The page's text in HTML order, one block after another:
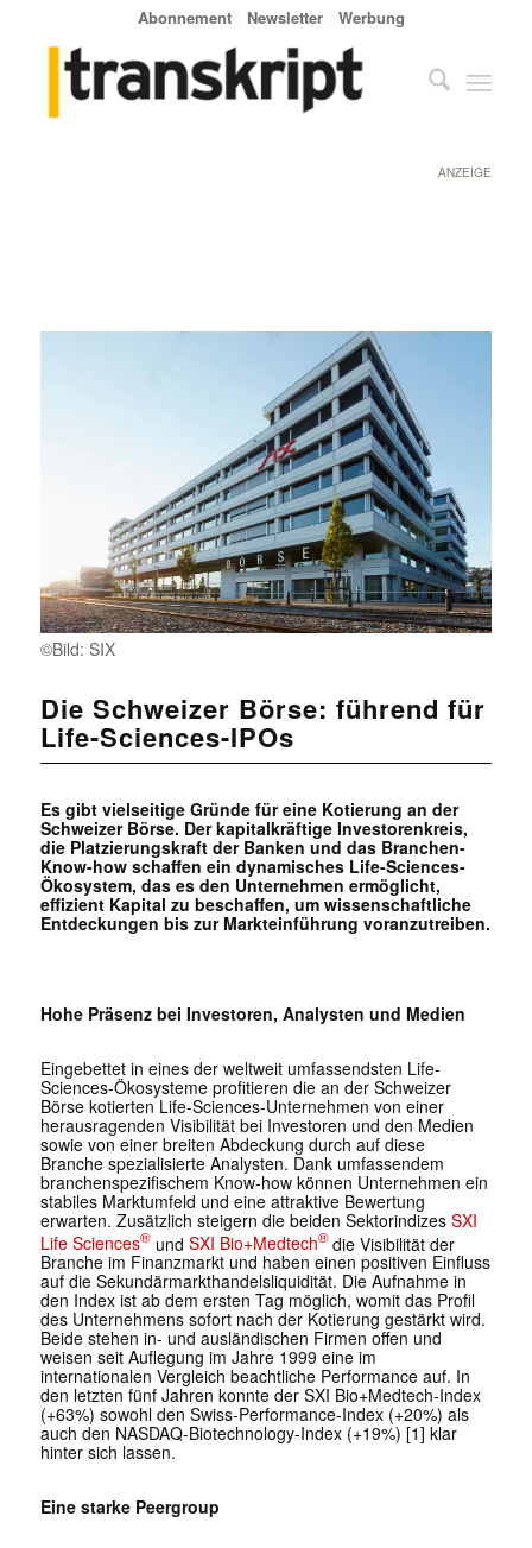
Abonnement Newsletter Werbung
ANZEIGE
©Bild: SIX
Die Schweizer Börse: führend für
Life-Sciences-IPOs
Es gibt vielseitige Gründe für eine Kotierung an der
Schweizer Börse. Der kapitalkräftige Investorenkreis,
die Platzierungskraft der Banken und das Branchen-
Know-how schaffen ein dynamisches Life-Sciences-
Ökosystem, das es den Unternehmen ermöglicht,
effizient Kapital zu beschaffen, um wissenschaftliche
Entdeckungen bis zur Markteinführung voranzutreiben.
Hohe Präsenz bei Investoren, Analysten und Medien
Eingebettet in eines der weltweit umfassendsten Life-
Sciences-Ökosysteme profitieren die an der Schweizer
Börse kotierten Life-Sciences-Unternehmen von einer
herausragenden Visibilität bei Investoren und den Medien
sowie von einer breiten Abdeckung durch auf diese
Branche spezialisierte Analysten. Dank umfassendem
branchenspezifischem Know-how können Unternehmen ein
stabiles Marktumfeld und eine attraktive Bewertung
erwarten. Zusätzlich steigern die beiden Sektorindizes SXI
Life Sciences®und SXI Bio+Medtech® die Visibilität der
Branche im Finanzmarkt und haben einen positiven Einfluss
auf die Sekundärmarkthandelsliquidität. Die Aufnahme in
den Index ist ab dem ersten Tag möglich, womit das Profil
des Unternehmens sofort nach der Kotierung gestärkt wird.
Beide stehen in- und ausländischen Firmen offen und
weisen seit Auflegung im Jahre 1999 eine im
internationalen Vergleich beachtliche Performance auf. In
den letzten fünf Jahren konnte der SXI Bio+Medtech-Index
(+63%) sowohl den Swiss-Performance-Index (+20%) als
auch den NASDAQ-Biotechnology-Index (+19%) [1] klar
hinter sich lassen.
Eine starke Peergroup